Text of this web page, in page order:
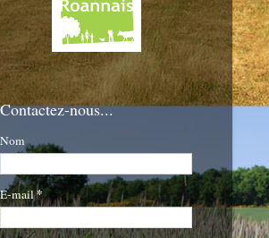
Contactez-nous...
Nom
E-mail*